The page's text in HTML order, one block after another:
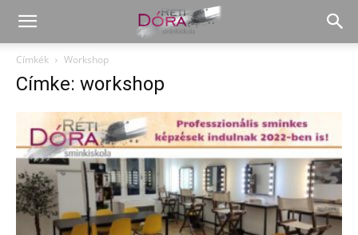
Címkék Workshop
Címke: workshop